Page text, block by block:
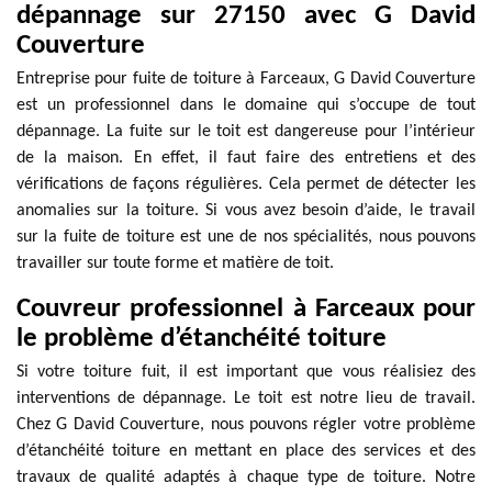
dépannage sur 27150 avec G David
Couverture
Entreprise pour fuite de toiture à Farceaux, G David Couverture
est un professionnel dans le domaine qui s’occupe de tout
dépannage. La fuite sur le toit est dangereuse pour l’intérieur
de la maison. En effet, il faut faire des entretiens et des
vérifications de façons régulières. Cela permet de détecter les
anomalies sur la toiture. Si vous avez besoin d’aide, le travail
sur la fuite de toiture est une de nos spécialités, nous pouvons
travailler sur toute forme et matière de toit.
Couvreur professionnel à Farceaux pour
le problème d’étanchéité toiture
Si votre toiture fuit, il est important que vous réalisiez des
interventions de dépannage. Le toit est notre lieu de travail.
Chez G David Couverture, nous pouvons régler votre problème
d’étanchéité toiture en mettant en place des services et des
travaux de qualité adaptés à chaque type de toiture. Notre